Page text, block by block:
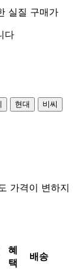
실질 구매가
다
현대
비씨
가격이 변하지
혜
택
배송